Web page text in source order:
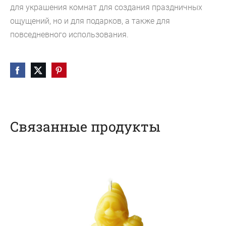
для украшения комнат для создания праздничных
ощущений, но и для подарков, а также для
повседневного использования.
Связанные продукты